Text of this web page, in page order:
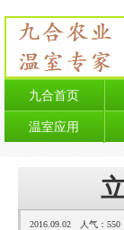
九合首页
温室应用
2016.09.02 人气： 550